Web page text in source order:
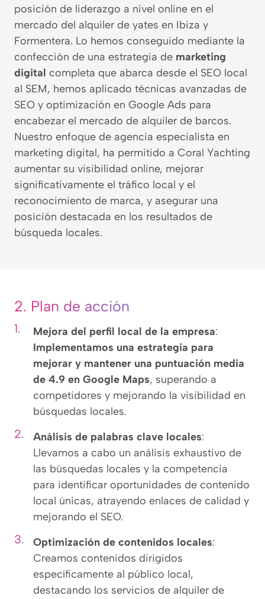
posición de liderazgo a nivel online en el
mercado del alquiler de yates en Ibiza y
Formentera. Lo hemos conseguido mediante la
confección de una estrategia de marketing
digital completa que abarca desde el SEO local
al SEM, hemos aplicado técnicas avanzadas de
SEO y optimización en Google Ads para
encabezar el mercado de alquiler de barcos.
Nuestro enfoque de agencia especialista en
marketing digital, ha permitido a Coral Yachting
aumentar su visibilidad online, mejorar
significativamente el tráfico local y el
reconocimiento de marca, y asegurar una
posición destacada en los resultados de
búsqueda locales.
2. Plan de acción
Mejora del perfil local de la empresa:
Implementamos una estrategia para
mejorar y mantener una puntuación media
de 4.9 en Google Maps, superando a
competidores y mejorando la visibilidad en
búsquedas locales.
Análisis de palabras clave locales:
Llevamos a cabo un análisis exhaustivo de
las búsquedas locales y la competencia
para identificar oportunidades de contenido
local únicas, atrayendo enlaces de calidad y
mejorando el SEO.
Optimización de contenidos locales:
Creamos contenidos dirigidos
específicamente al público local,
destacando los servicios de alquiler de